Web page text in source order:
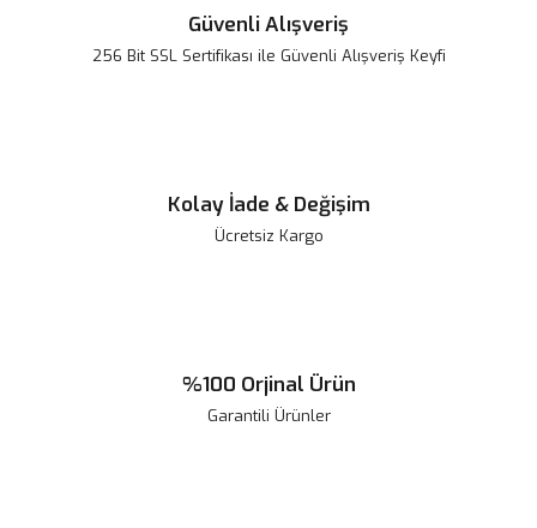
Güvenli Alışveriş
256 Bit SSL Sertifikası ile Güvenli Alışveriş Keyfi
Kolay İade & Değişim
Ücretsiz Kargo
%100 Orjinal Ürün
Garantili Ürünler